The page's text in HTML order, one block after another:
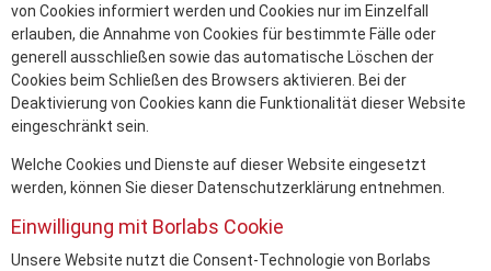
von Cookies informiert werden und Cookies nur im Einzelfall
erlauben, die Annahme von Cookies für bestimmte Fälle oder
generell ausschließen sowie das automatische Löschen der
Cookies beim Schließen des Browsers aktivieren. Bei der
Deaktivierung von Cookies kann die Funktionalität dieser Website
eingeschränkt sein.
Welche Cookies und Dienste auf dieser Website eingesetzt
werden, können Sie dieser Datenschutzerklärung entnehmen.
Einwilligung mit Borlabs Cookie
Unsere Website nutzt die Consent-Technologie von Borlabs